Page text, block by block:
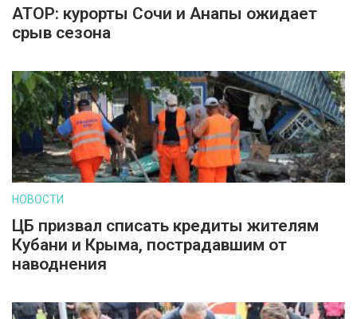
АТОР: курорты Сочи и Анапы ожидает
срыв сезона
НОВОСТИ
ЦБ призвал списать кредиты жителям
Кубани и Крыма, пострадавшим от
наводнения